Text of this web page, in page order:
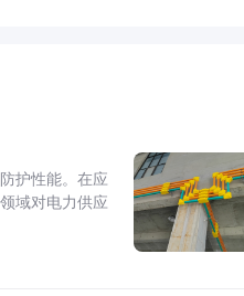
护性能。在应
域对电力供应